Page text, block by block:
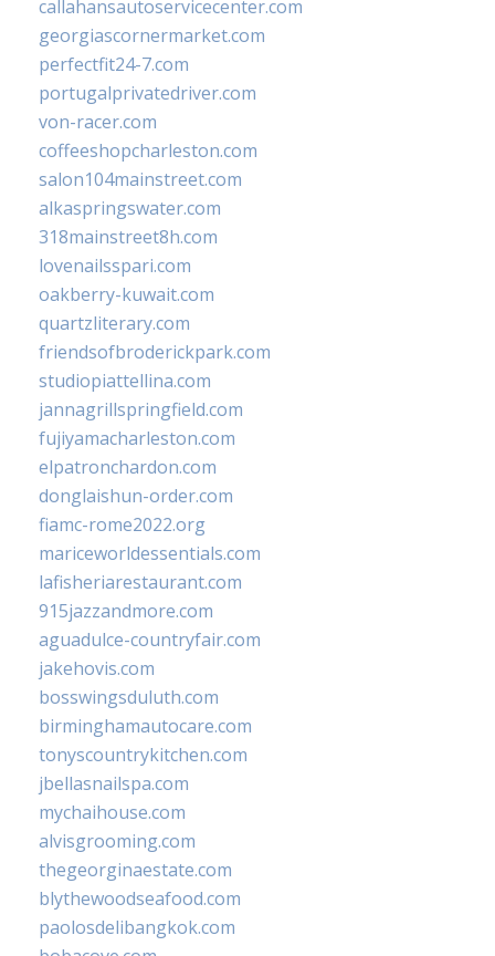
callahansautoservicecenter.com
georgiascornermarket.com
perfectfit24-7.com
portugalprivatedriver.com
von-racer.com
coffeeshopcharleston.com
salon104mainstreet.com
alkaspringswater.com
318mainstreet8h.com
lovenailsspari.com
oakberry-kuwait.com
quartzliterary.com
friendsofbroderickpark.com
studiopiattellina.com
jannagrillspringfield.com
fujiyamacharleston.com
elpatronchardon.com
donglaishun-order.com
fiamc-rome2022.org
mariceworldessentials.com
lafisheriarestaurant.com
915jazzandmore.com
aguadulce-countryfair.com
jakehovis.com
bosswingsduluth.com
birminghamautocare.com
tonyscountrykitchen.com
jbellasnailspa.com
mychaihouse.com
alvisgrooming.com
thegeorginaestate.com
blythewoodseafood.com
paolosdelibangkok.com